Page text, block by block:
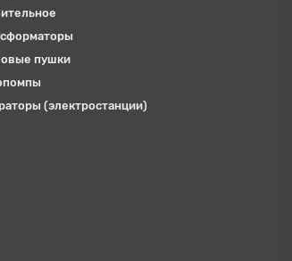
пушки
(электростанции)